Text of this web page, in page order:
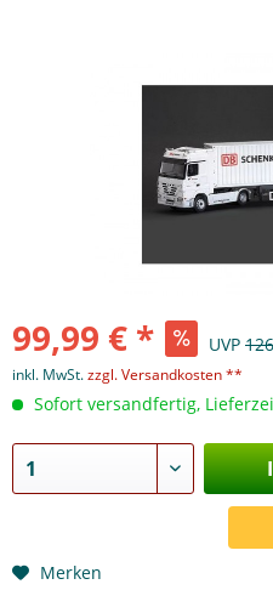
99,99 € * UVP
inkl. MwSt.zzgl. Versandkosten **
Sofort versandfertig,
Merken